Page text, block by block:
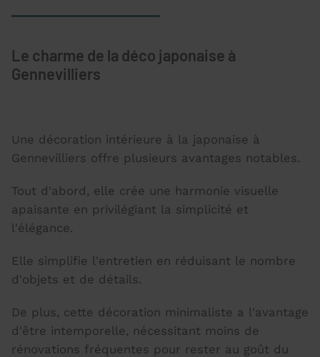
Le charme de la déco japonaise à
Gennevilliers
Une décoration intérieure à la japonaise à
Gennevilliers offre plusieurs avantages notables.
Tout d'abord, elle crée une harmonie visuelle
apaisante en privilégiant la simplicité et
l'élégance.
Elle simplifie l'entretien en réduisant le nombre
d'objets et de détails.
De plus, cette décoration minimaliste a l'avantage
d'être intemporelle, nécessitant moins de
rénovations fréquentes pour rester au goût du